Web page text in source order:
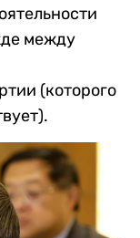
между
(которого